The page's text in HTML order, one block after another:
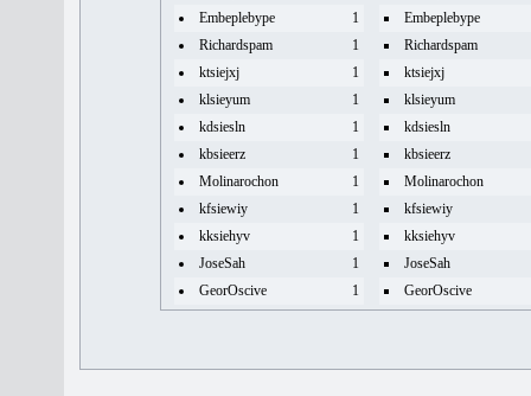
Embeplebype
1
Embeplebype
Richardspam
1
Richardspam
ktsiejxj
1
ktsiejxj
klsieyum
1
klsieyum
kdsiesln
1
kdsiesln
kbsieerz
1
kbsieerz
Molinarochon
1
Molinarochon
kfsiewiy
1
kfsiewiy
kksiehyv
1
kksiehyv
JoseSah
1
JoseSah
GeorOscive
1 GeorOscive